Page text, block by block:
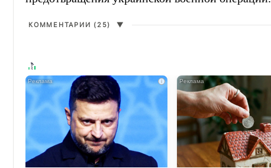
КОММЕНТАРИИ (25) ▼
i